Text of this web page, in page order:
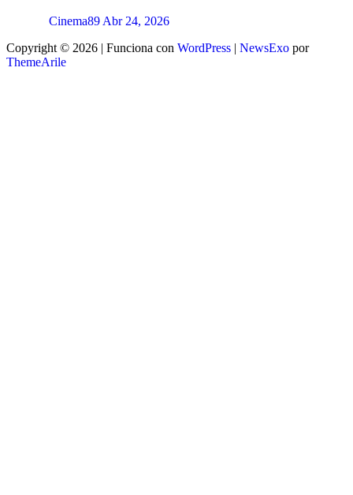
Cinema89 Abr 24, 2026
Copyright © 2026 | Funciona con WordPress | NewsExo por
ThemeArile